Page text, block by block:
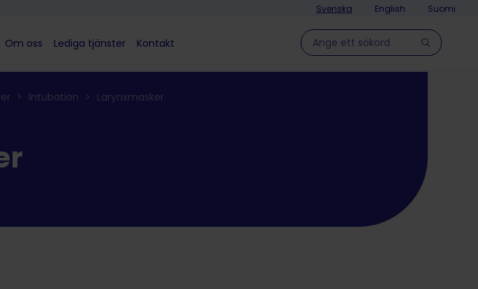
Svenska English Suomi
Om oss Lediga tjänster Kontakt Hae sivulla
> Intubation > Larynxmasker